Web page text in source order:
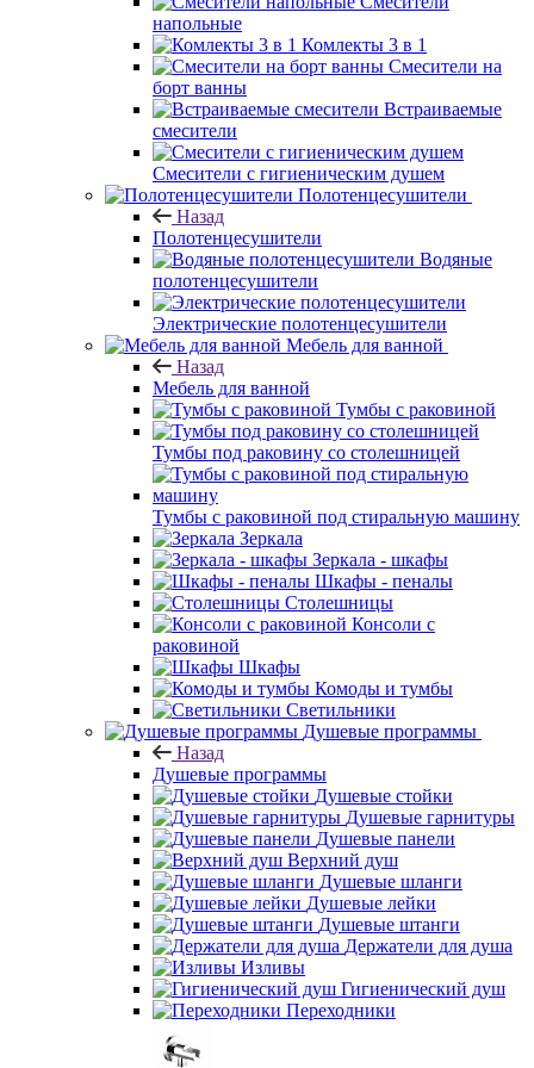
напольные
Комлекты 3 в 1
Смесители на
борт ванны
Встраиваемые
смесители
Смесители с гигиеническим душем
Полотенцесушители
Назад
Полотенцесушители
Водяные
полотенцесушители
Электрические полотенцесушители
Мебель для ванной
Назад
Мебель для ванной
Тумбы с раковиной
Тумбы под раковину со столешницей
Тумбы с раковиной под стиральную машину
Зеркала
Зеркала - шкафы
Шкафы - пеналы
Столешницы
Консоли с
раковиной
Шкафы
Комоды и тумбы
Светильники
Душевые программы
Назад
Душевые программы
Душевые стойки
Душевые гарнитуры
Душевые панели
Верхний душ
Душевые шланги
Душевые лейки
Душевые штанги
Держатели для душа
Изливы
Гигиенический душ
Переходники